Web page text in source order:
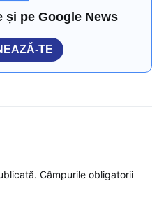
și pe Google News
TE
Câmpurile obligatorii